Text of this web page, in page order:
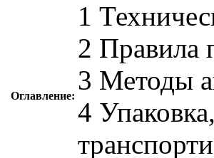
Оглавление:
1
2 Правила
3 Методы
4